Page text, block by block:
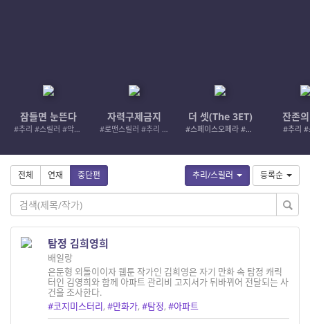
잠들면 눈뜬다
#추리 #스릴러 #악인 #로드레이지
자력구제금지
#로맨스릴러 #추리 #여성서사 #사적제재
더 셋(The 3ET)
#스페이스오페라 #우주활극
잔존
#추리 #
추리/스릴러 등록순
전체 연재 중단편
탐정 김희영희
배일랑
은둔형 외톨이이자 웹툰 작가인 김희영은 자기 만화 속 탐정 캐릭
터인 김영희와 함께 아파트 관리비 고지서가 뒤바뀌어 전달되는 사
건을 조사한다.
#코지미스터리,#만화가,#탐정,#아파트